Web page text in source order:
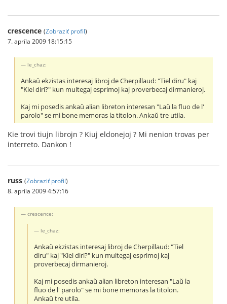
crescence (Zobraziť profil)
7. apríla 2009 18:15:15
le_chaz:
Ankaŭ ekzistas interesaj libroj de Cherpillaud: "Tiel diru" kaj
"Kiel diri?" kun multegaj esprimoj kaj proverbecaj dirmanieroj.
Kaj mi posedis ankaŭ alian libreton interesan "Laŭ la fluo de l'
parolo" se mi bone memoras la titolon. Ankaŭ tre utila.
Kie trovi tiujn librojn ? Kiuj eldonejoj ? Mi nenion trovas per
interreto. Dankon !
russ (Zobraziť profil)
8. apríla 2009 4:57:16
crescence:
le_chaz:
Ankaŭ ekzistas interesaj libroj de Cherpillaud: "Tiel
diru" kaj "Kiel diri?" kun multegaj esprimoj kaj
proverbecaj dirmanieroj.
Kaj mi posedis ankaŭ alian libreton interesan "Laŭ la
fluo de l' parolo" se mi bone memoras la titolon.
Ankaŭ tre utila.